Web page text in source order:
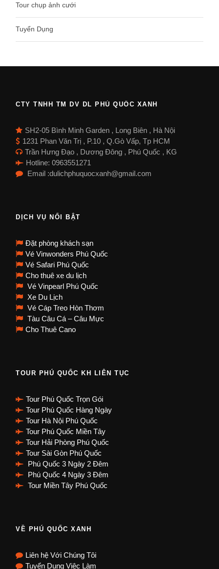
Tour chụp ảnh cưới
Tuyển Dụng
CTY TNHH TM DV DL PHÚ QUỐC XANH
SH2-05 Bình Minh Garden , Long Biên , Hà Nội
1231 Phan Văn Trị , P.10 , Q.Gò Vấp, Tp HCM
Trần Hưng Đạo , Dương Đông , Phú Quốc , KG
Hotline: 0963551271
Email :dulichphuquocxanh@gmail.com
DỊCH VỤ NỔI BẬT
Đặt phòng khách sạn
Vé Vinwonders Phú Quốc
Vé Safari Phú Quốc
Cho thuê xe du lịch
Vé Vinpearl Phú Quốc
Xe Du Lịch
Vé Cáp Treo Hòn Thơm
Tàu Câu Cá – Câu Mực
Cho Thuê Cano
TOUR PHÚ QUỐC KH LIÊN TỤC
Tour Phú Quốc Trọn Gói
Tour Phú Quốc Hàng Ngày
Tour Hà Nội Phú Quốc
Tour Phú Quốc Miền Tây
Tour Hải Phòng Phú Quốc
Tour Sài Gòn Phú Quốc
Phú Quốc 3 Ngày 2 Đêm
Phú Quốc 4 Ngày 3 Đêm
Tour Miền Tây Phú Quốc
VỀ PHÚ QUỐC XANH
Liên hệ Với Chúng Tôi
Tuyển Dụng Việc Làm